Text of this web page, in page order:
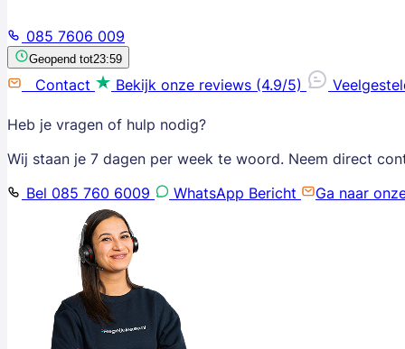
085 7606 009
Geopend tot23:59
Contact Bekijk onze reviews (4.9/5)
Heb je vragen of hulp nodig?
Wij staan je 7 dagen per week te woord. Neem direct
Bel 085 760 6009
WhatsApp Bericht Ga naar